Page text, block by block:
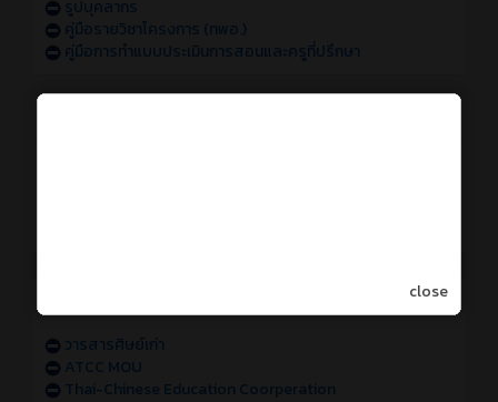
รูปบุคลากร
คู่มือรายวิชาโครงการ (ทพอ.)
คู่มือการทำแบบประเมินการสอนและครูที่ปรึกษา
วารสารศิษย์เก่า
ATCC MOU
Thai-Chinese Education Coorperation
close